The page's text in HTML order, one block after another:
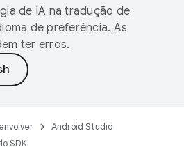
de IA na tradução de
de preferência. As
ter erros.
Android Studio
SDK